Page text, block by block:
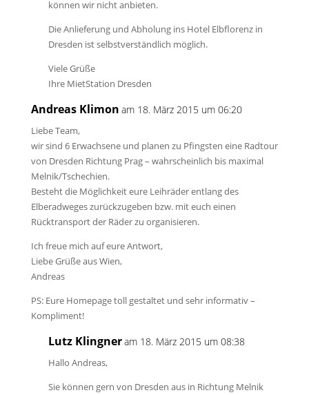
können wir nicht anbieten.
Die Anlieferung und Abholung ins Hotel Elbflorenz in
Dresden ist selbstverständlich möglich.
Viele Grüße
Ihre MietStation Dresden
Andreas Klimon am 18. März 2015 um 06:20
Liebe Team,
wir sind 6 Erwachsene und planen zu Pfingsten eine Radtour
von Dresden Richtung Prag – wahrscheinlich bis maximal
Melnik/Tschechien.
Besteht die Möglichkeit eure Leihräder entlang des
Elberadweges zurückzugeben bzw. mit euch einen
Rücktransport der Räder zu organisieren.
Ich freue mich auf eure Antwort,
Liebe Grüße aus Wien,
Andreas
PS: Eure Homepage toll gestaltet und sehr informativ –
Kompliment!
Lutz Klingneram 18. März 2015 um 08:38
Hallo Andreas,
Sie können gern von Dresden aus in Richtung Melnik